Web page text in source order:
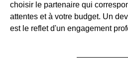
choisir le partenaire qui
attentes et à votre budget. Un
est le reflet d'un engagement